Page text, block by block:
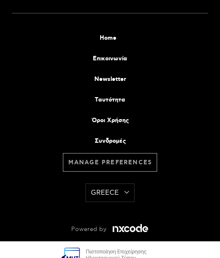
Home
Επικοινωνία
Newsletter
Tαυτότητα
Όροι Χρήσης
Συνδρομές
MANAGE PREFERENCES
GREECE
Powered by